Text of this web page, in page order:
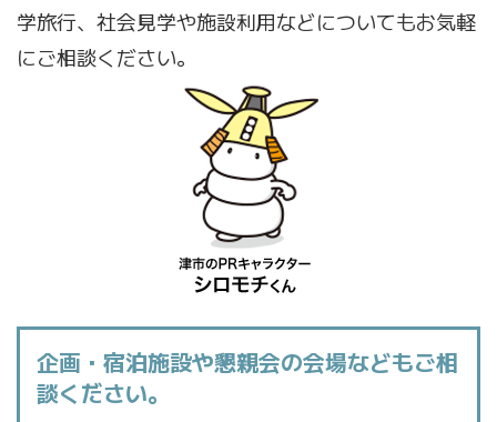
学旅行、社会見学や施設利用などについてもお気軽
にご相談ください。
企画・宿泊施設や懇親会の会場などもご相
談ください。